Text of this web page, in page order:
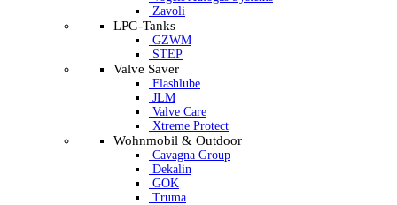
Zavoli
LPG-Tanks
GZWM
STEP
Valve Saver
Flashlube
JLM
Valve Care
Xtreme Protect
Wohnmobil & Outdoor
Cavagna Group
Dekalin
GOK
Truma